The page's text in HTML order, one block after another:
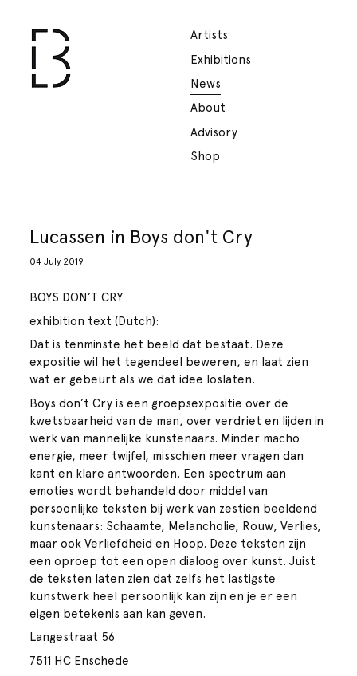
Artists
Exhibitions
News
About
Advisory
Shop
Lucassen in Boys don't Cry
04 July 2019
BOYS DON’T CRY
exhibition text (Dutch):
Dat is tenminste het beeld dat bestaat. Deze
expositie wil het tegendeel beweren, en laat zien
wat er gebeurt als we dat idee loslaten.
Boys don’t Cry is een groepsexpositie over de
kwetsbaarheid van de man, over verdriet en lijden in
werk van mannelijke kunstenaars. Minder macho
energie, meer twijfel, misschien meer vragen dan
kant en klare antwoorden. Een spectrum aan
emoties wordt behandeld door middel van
persoonlijke teksten bij werk van zestien beeldend
kunstenaars: Schaamte, Melancholie, Rouw, Verlies,
maar ook Verliefdheid en Hoop. Deze teksten zijn
een oproep tot een open dialoog over kunst. Juist
de teksten laten zien dat zelfs het lastigste
kunstwerk heel persoonlijk kan zijn en je er een
eigen betekenis aan kan geven.
Langestraat 56
7511 HC Enschede